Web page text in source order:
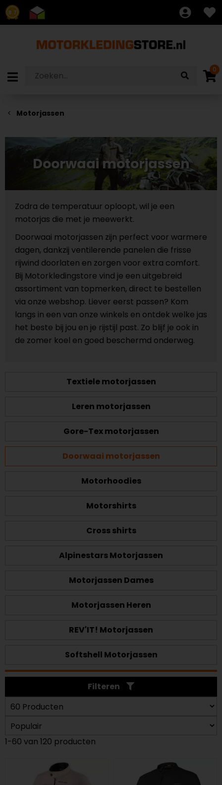
8.7
0
Motorjassen
Doorwaai motorjassen
Zodra de temperatuur oploopt, wil je een
motorjas die met je meewerkt.
Doorwaai motorjassen zijn perfect voor warmere
dagen, dankzij ventilerende panelen die frisse
rijwind doorlaten en zorgen voor extra comfort.
Bij Motorkledingstore vind je een uitgebreid
assortiment van topmerken, direct te bestellen
via onze webshop. Liever eerst passen? Kom
langs in een van onze winkels en ontdek welke jas
het beste bij jou en je rijstijl past. Zo blijf je ook in
de zomer koel en goed beschermd onderweg.
Textiele motorjassen
Leren motorjassen
Gore-Tex motorjassen
Doorwaai motorjassen
Motorhoodies
Motorshirts
Cross shirts
Alpinestars Motorjassen
Motorjassen Dames
Motorjassen Heren
REV'IT! Motorjassen
Softshell Motorjassen
Filteren
1-60 van 120 producten